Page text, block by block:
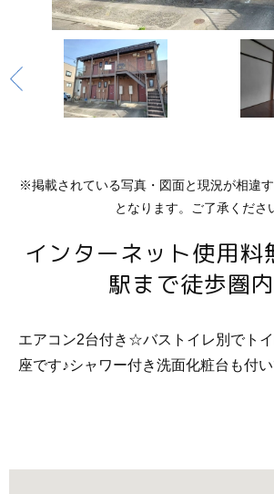
※掲載されている写真・図面と現況が相違
となります。ご了承くださ
インターネット使用
駅まで徒歩圏内
エアコン2台付き☆バストイレ別でト
座です♪シャワー付き洗面化粧台も付い